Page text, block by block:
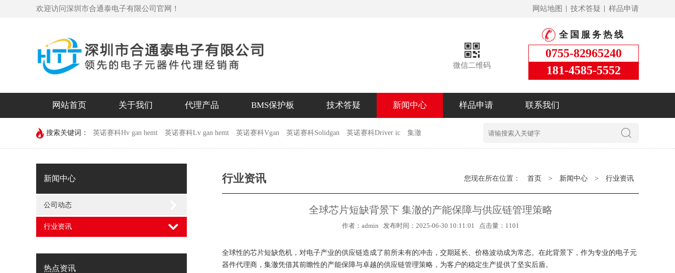
欢迎访问深圳市合通泰电子有限公司官网！ 样品申请
技术答疑
网站地图
微信二维码
全国服务热线
0755-82965240
181-4585-5552
网站首页 关于我们 代理产品 BMS保护板 技术答疑 新闻中心 样品申请 联系我们
搜索关键词： 英诺赛科Hv gan hemt 英诺赛科Lv gan hemt 英诺赛科Vgan 英诺赛科Solidgan 英诺赛科Driver ic 集澈
devechip
新闻中心
公司动态
行业资讯
热点资讯
行业资讯 您现在所在位置： 首页 > 新闻中心 > 行业资讯
全球芯片短缺背景下 集澈的产能保障与供应链管理策略
作者：admin 发布时间：2025-06-30 10:11:01 点击量： 1101
全球性的芯片短缺危机，对电子产业的供应链造成了前所未有的冲击，交期延长、价格波动成为常态。在此背景下，作为专业的电子元
器件代理商， 集澈凭借其前瞻性的产能保障与卓越的供应链管理策略，为客户的稳定生产提供了坚实后盾。